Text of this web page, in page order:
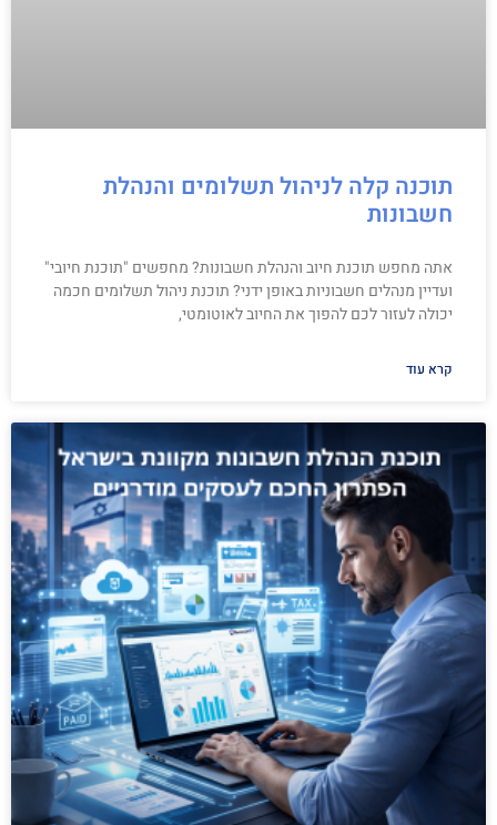
תוכנה קלה לניהול תשלומים והנהלת
חשבונות
אתה מחפש תוכנת חיוב והנהלת חשבונות? מחפשים "תוכנת חיובי"
ועדיין מנהלים חשבוניות באופן ידני? תוכנת ניהול תשלומים חכמה
יכולה לעזור לכם להפוך את החיוב לאוטומטי,
קרא עוד